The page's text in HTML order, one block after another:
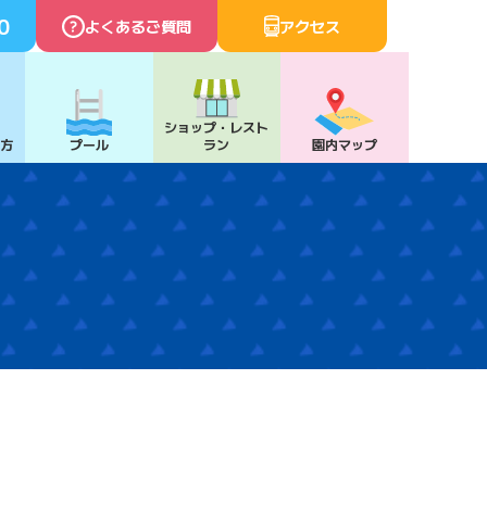
よくあるご質問 アクセス
プール
ショップ・ レスト
ラン
園内マップ